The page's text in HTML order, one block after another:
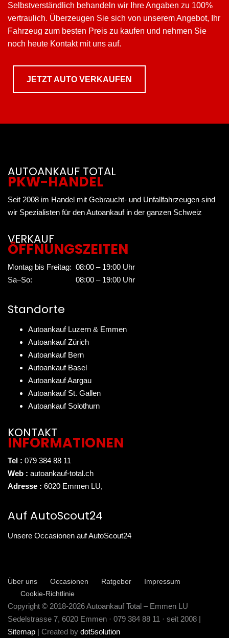
Selbstverständlich behandeln wir Ihre Angaben zu 100%
vertraulich. Überzeugen Sie sich von unserem Angebot, Ihr
Fahrzeug zum besten Preis zu kaufen und nehmen Sie
noch heute Kontakt mit uns auf.
JETZT AUTO VERKAUFEN
AUTOANKAUF TOTAL
PKW-HANDEL
Seit 2008 im Handel mit Gebraucht- und Unfallfahrzeugen sind
wir Spezialisten für den Autoankauf in der ganzen Schweiz
VERKAUF
ÖFFNUNGSZEITEN
Montag bis Freitag: 08:00 – 19:00 Uhr
Sa–So:
08:00 – 19:00 Uhr
Standorte
Autoankauf Luzern & Emmen
Autoankauf Zürich
Autoankauf Bern
Autoankauf Basel
Autoankauf Aargau
Autoankauf St. Gallen
Autoankauf Solothurn
KONTAKT
INFORMATIONEN
Tel : 079 384 88 11
Web : autoankauf-total.ch
Adresse : 6020 Emmen LU,
Auf AutoScout24
Unsere Occasionen auf AutoScout24
Über uns Occasionen Ratgeber
Impressum
Cookie-Richtlinie
Copyright © 2018-2026 Autoankauf Total – Emmen LU
Sedelstrasse 7, 6020 Emmen · 079 384 88 11 · seit 2008 |
Sitemap | Created by dot5solution